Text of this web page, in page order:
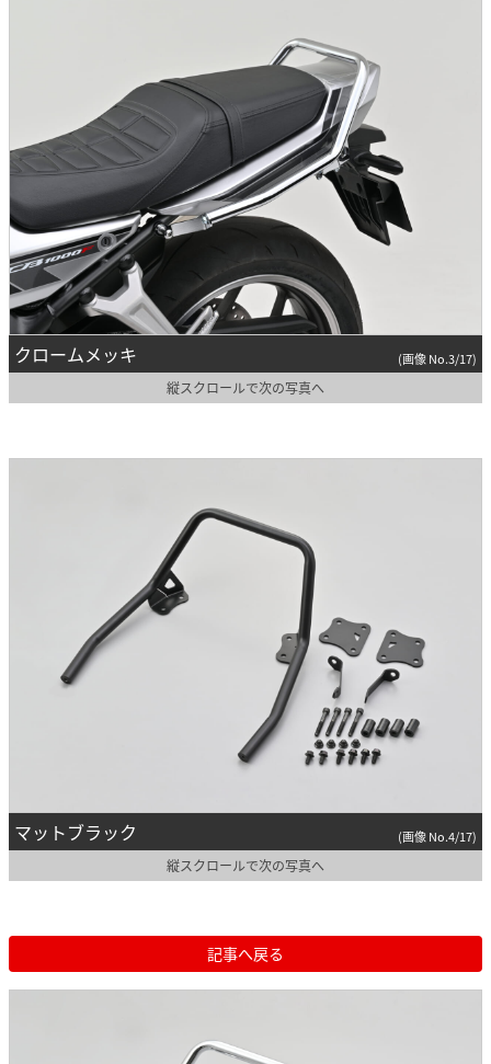
クロームメッキ (画像 No.3/17)
縦スクロールで次の写真へ
マットブラック (画像 No.4/17)
縦スクロールで次の写真へ
記事へ戻る